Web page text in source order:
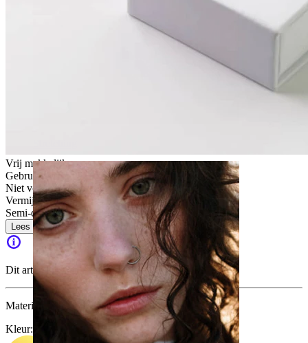
Vrij makkelijk
Gebruik voor af en toe
Niet voor gevoelige huid
Vermijd water
Semi-duurzaam
Lees meer
Dit artikel is niet meer beschikbaar.
Materiaal:
Messing
Kleur: